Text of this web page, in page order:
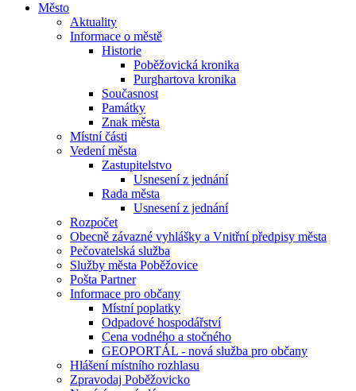
Město
Aktuality
Informace o městě
Historie
Poběžovická kronika
Purghartova kronika
Současnost
Památky
Znak města
Místní části
Vedení města
Zastupitelstvo
Usnesení z jednání
Rada města
Usnesení z jednání
Rozpočet
Obecně závazné vyhlášky a Vnitřní předpisy města
Pečovatelská služba
Služby města Poběžovice
Pošta Partner
Informace pro občany
Místní poplatky
Odpadové hospodářství
Cena vodného a stočného
GEOPORTÁL - nová služba pro občany
Hlášení místního rozhlasu
Zpravodaj Poběžovicko